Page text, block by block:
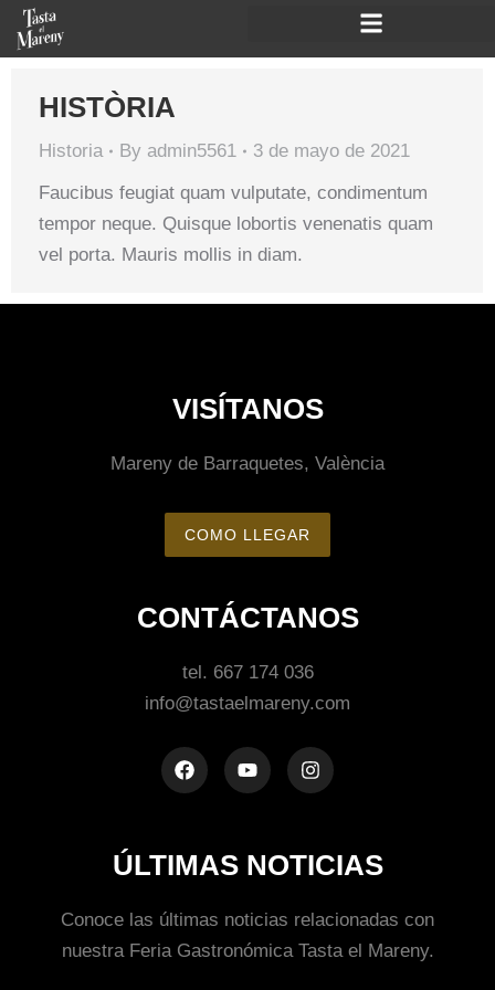
HISTÒRIA
Historia By admin5561
3 de mayo de 2021
Faucibus feugiat quam vulputate, condimentum
tempor neque. Quisque lobortis venenatis quam
vel porta. Mauris mollis in diam.
VISÍTANOS
Mareny de Barraquetes, València
COMO LLEGAR
CONTÁCTANOS
tel. 667 174 036
info@tastaelmareny.com
ÚLTIMAS NOTICIAS
Conoce las últimas noticias relacionadas con
nuestra Feria Gastronómica Tasta el Mareny.